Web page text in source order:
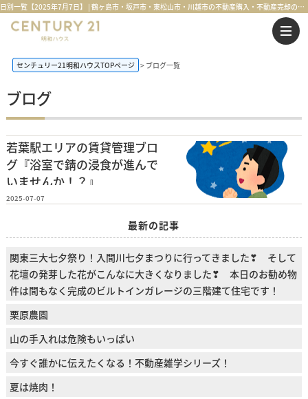
日別一覧【2025年7月7日】 | 鶴ヶ島市・坂戸市・東松山市・川越市の不動産購入・不動産売却のことならセンチュリー21明和ハウス
センチュリー21明和ハウスTOPページ ブログ一覧
ブログ
若葉駅エリアの賃貸管理ブロ
グ『浴室で錆の浸食が進んで
いませんか！？』
2025-07-07
最新の記事
関東三大七夕祭り！入間川七夕まつりに行ってきました❣ そして
花壇の発芽した花がこんなに大きくなりました❣ 本日のお勧め物
件は間もなく完成のビルトインガレージの三階建て住宅です！
栗原農園
山の手入れは危険もいっぱい
今すぐ誰かに伝えたくなる！不動産雑学シリーズ！
夏は焼肉！